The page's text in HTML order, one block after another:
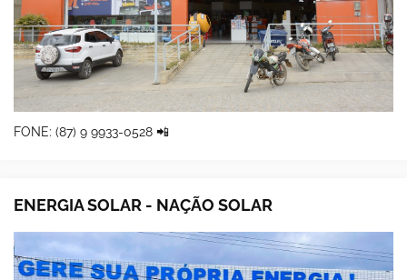
FONE: (87) 9 9933-0528 📲
ENERGIA SOLAR - NAÇÃO SOLAR